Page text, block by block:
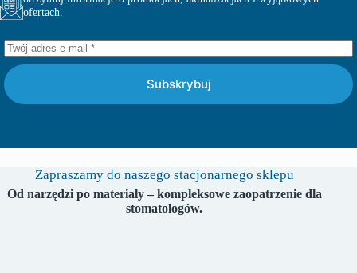
ofertach.
Subskrybuj
Zapraszamy do naszego stacjonarnego sklepu
Od narzędzi po materiały – kompleksowe zaopatrzenie dla
stomatologów.